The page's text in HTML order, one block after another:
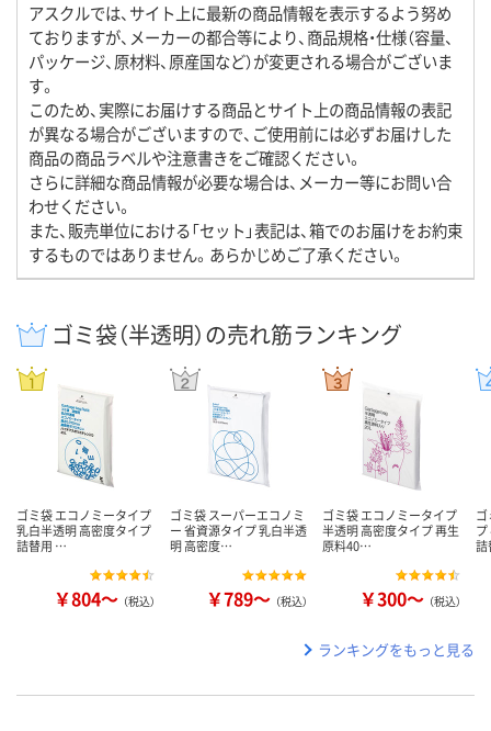
アスクルでは、サイト上に最新の商品情報を表示するよう努め
ておりますが、メーカーの都合等により、商品規格・仕様（容量、
パッケージ、原材料、原産国など）が変更される場合がございま
す。
このため、実際にお届けする商品とサイト上の商品情報の表記
が異なる場合がございますので、ご使用前には必ずお届けした
商品の商品ラベルや注意書きをご確認ください。
さらに詳細な商品情報が必要な場合は、メーカー等にお問い合
わせください。
また、販売単位における「セット」表記は、箱でのお届けをお約束
するものではありません。あらかじめご了承ください。
ゴミ袋（半透明）の売れ筋ランキング
ゴミ袋 エコノミータイプ
乳白半透明 高密度タイプ
詰替用 …
￥804～ （税込）
ゴミ袋 スーパーエコノミ
ー 省資源タイプ 乳白半透
明 高密度…
￥789～ （税込）
ゴミ袋 エコノミータイプ
半透明 高密度タイプ 再生
原料40…
￥300～ （税込）
ランキングをもっと見る